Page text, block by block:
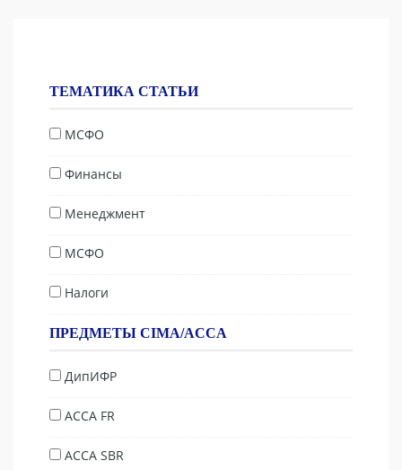
ТЕМАТИКА СТАТЬИ
МСФО
Финансы
Менеджмент
МСФО
Налоги
ПРЕДМЕТЫ CIMA/ACCA
ДипИФР
ACCA FR
ACCA SBR